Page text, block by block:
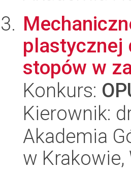
plastycznej
stopów w
Konkurs:
Kierownik:
Akademia
w Krakowie,